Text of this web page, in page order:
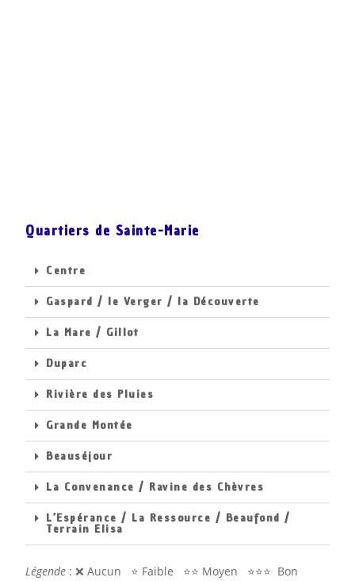
Quartiers de Sainte-Marie
Centre
Gaspard / le Verger / la Découverte
La Mare / Gillot
Duparc
Rivière des Pluies
Grande Montée
Beauséjour
La Convenance / Ravine des Chèvres
L’Espérance / La Ressource / Beaufond /
Terrain Elisa
Légende : ❌ Aucun ⭐️ Faible ⭐️⭐️ Moyen ⭐️⭐️⭐️ Bon